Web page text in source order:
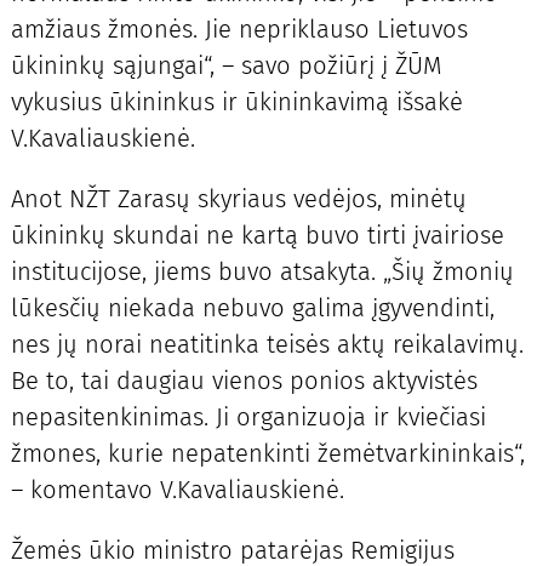
amžiaus žmonės. Jie nepriklauso Lietuvos
ūkininkų sąjungai“, – savo požiūrį į ŽŪM
vykusius ūkininkus ir ūkininkavimą išsakė
V.Kavaliauskienė.
Anot NŽT Zarasų skyriaus vedėjos, minėtų
ūkininkų skundai ne kartą buvo tirti įvairiose
institucijose, jiems buvo atsakyta. „Šių žmonių
lūkesčių niekada nebuvo galima įgyvendinti,
nes jų norai neatitinka teisės aktų reikalavimų.
Be to, tai daugiau vienos ponios aktyvistės
nepasitenkinimas. Ji organizuoja ir kviečiasi
žmones, kurie nepatenkinti žemėtvarkininkais“,
– komentavo V.Kavaliauskienė.
Žemės ūkio ministro patarėjas Remigijus